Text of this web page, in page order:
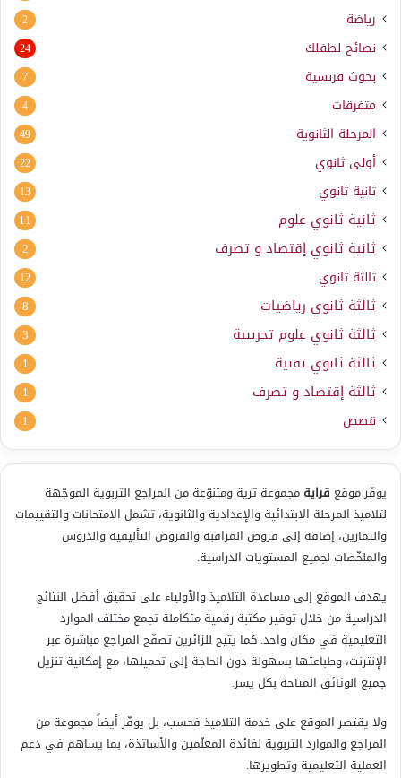
رياضة 2
نصائح لطفلك 24
بحوث فرنسية 7
متفرقات 4
المرحلة الثانوية 49
أولى ثانوي 22
ثانية ثانوي 13
ثانية ثانوي علوم 11
ثانية ثانوي إقتصاد و تصرف 2
ثالثة ثانوي 12
ثالثة ثانوي رياضيات 8
ثالثة ثانوي علوم تجريبية 3
ثالثة ثانوي تقنية 1
ثالثة إقتصاد و تصرف 1
قصص 1
يوفّر موقع قرايةمجموعة ثرية ومتنوّعة من المراجع التربوية الموجّهة
لتلاميذ المرحلة الابتدائية والإعدادية والثانوية، تشمل الامتحانات والتقييمات
والتمارين، إضافة إلى فروض المراقبة والفروض التأليفية والدروس
والملخّصات لجميع المستويات الدراسية.
يهدف الموقع إلى مساعدة التلاميذ والأولياء على تحقيق أفضل النتائج
الدراسية من خلال توفير مكتبة رقمية متكاملة تجمع مختلف الموارد
التعليمية في مكان واحد. كما يتيح للزائرين تصفّح المراجع مباشرة عبر
الإنترنت، وطباعتها بسهولة دون الحاجة إلى تحميلها، مع إمكانية تنزيل
جميع الوثائق المتاحة بكل يسر.
ولا يقتصر الموقع على خدمة التلاميذ فحسب، بل يوفّر أيضاً مجموعة من
المراجع والموارد التربوية لفائدة المعلّمين والأساتذة، بما يساهم في دعم
العملية التعليمية وتطويرها.